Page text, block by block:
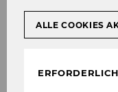
ma­chi­ne hours
[vgl.
ALLE COOKIES